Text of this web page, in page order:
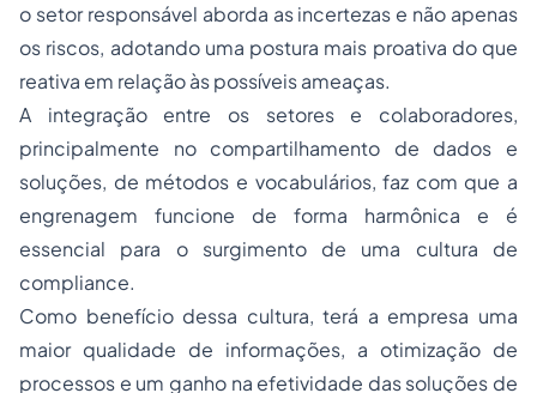
o setor responsável aborda as incertezas e não apenas
os riscos, adotando uma postura mais proativa do que
reativa em relação às possíveis ameaças.
A integração entre os setores e colaboradores,
principalmente no compartilhamento de dados e
soluções, de métodos e vocabulários, faz com que a
engrenagem funcione de forma harmônica e é
essencial para o surgimento de uma cultura de
compliance.
Como benefício dessa cultura, terá a empresa uma
maior qualidade de informações, a otimização de
processos e um ganho na efetividade das soluções de